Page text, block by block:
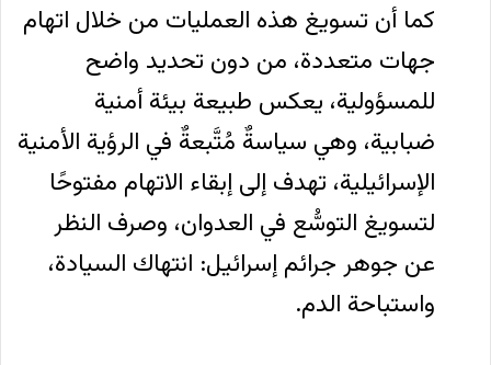
كما أن تسويغ هذه العمليات من خلال اتهام
جهات متعددة، من دون تحديد واضح
للمسؤولية، يعكس طبيعة بيئة أمنية
ضبابية، وهي سياسةٌ مُتَّبعةٌ في الرؤية الأمنية
الإسرائيلية، تهدف إلى إبقاء الاتهام مفتوحًا
لتسويغ التوسُّع في العدوان، وصرف النظر
عن جوهر جرائم إسرائيل: انتهاك السيادة،
واستباحة الدم.